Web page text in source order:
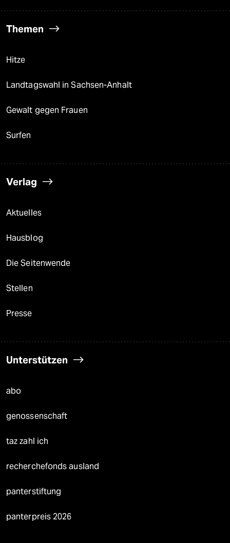
Themen
Hitze
Landtagswahl in Sachsen-Anhalt
Gewalt gegen Frauen
Surfen
Verlag
Aktuelles
Hausblog
Die Seitenwende
Stellen
Presse
Unterstützen
abo
genossenschaft
taz zahl ich
recherchefonds ausland
panterstiftung
panterpreis 2026